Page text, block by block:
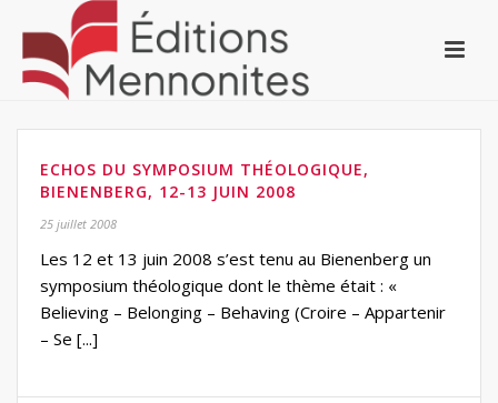
ECHOS DU SYMPOSIUM THÉOLOGIQUE,
BIENENBERG, 12-13 JUIN 2008
25 juillet 2008
Les 12 et 13 juin 2008 s’est tenu au Bienenberg un
symposium théologique dont le thème était : «
Believing – Belonging – Behaving (Croire – Appartenir
– Se [...]